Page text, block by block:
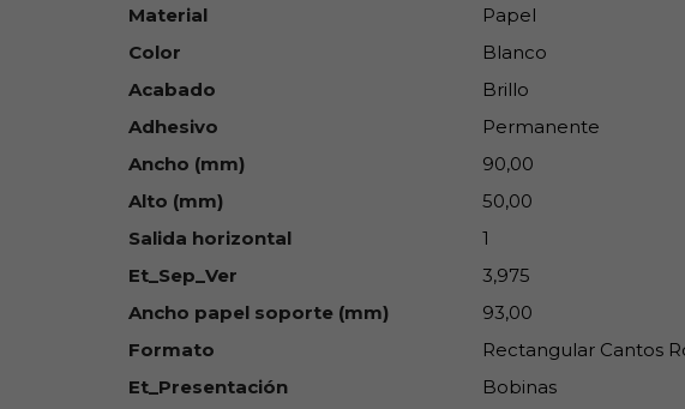
Material
Papel
Color
Blanco
Acabado
Brillo
Adhesivo
Permanente
Ancho (mm)
90,00
Alto (mm)
50,00
Salida horizontal
1
Et_Sep_Ver
3,975
Ancho papel soporte (mm)
93,00
Formato
Rectangular Cantos
Et_Presentación
Bobinas